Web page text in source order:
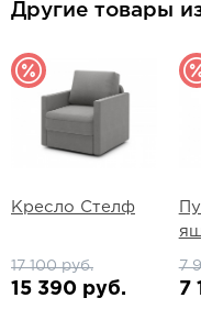
Другие товары
Кресло Стелф
17 100 руб.
15 390 руб.
7
7